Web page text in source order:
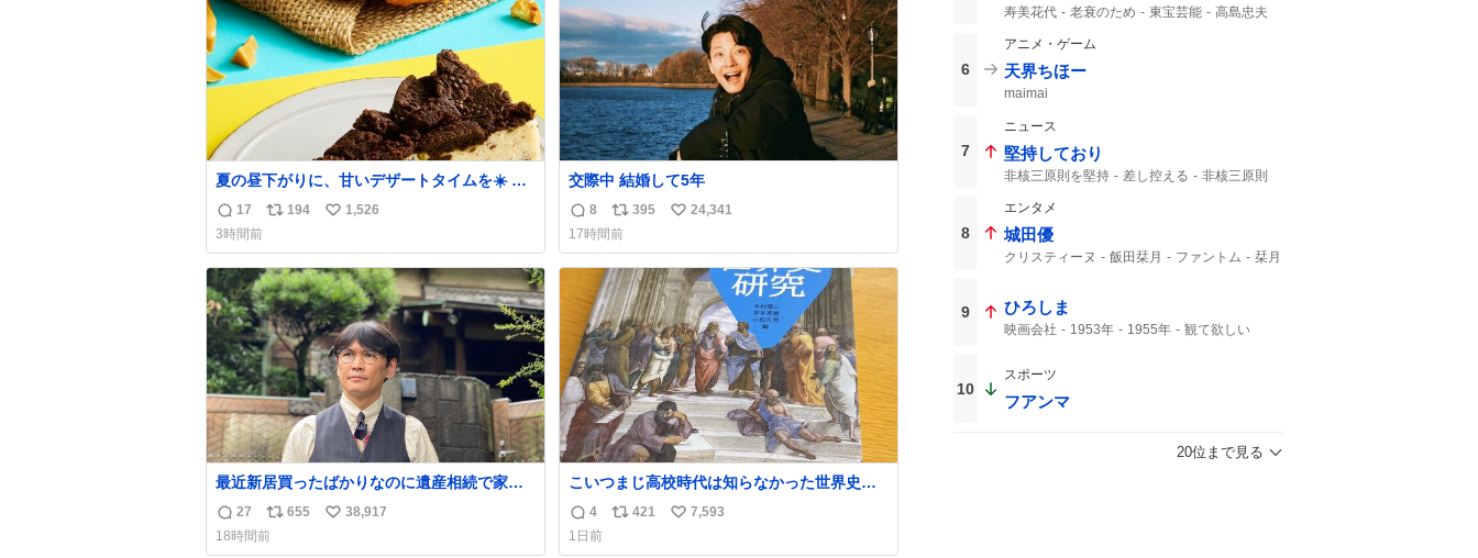
数
数
夏の昼下がりに、甘いデザートタイムを☀️ サ
クサク食感が楽しめるデザート2品が登場して
います✨ どちらの”サクッ”から楽しみたいで
すか😊 🧡→ #キャラメルオールドファッショ
ンドーナツ 外はさっくり、中はしっとり。キ
ャラメルのビターな味わいに包まれたドーナ
ツ🍩 🖤→
返
信
数
17
リ
ス
ト
数
194
い
ね
数
1,526
3時間前
交際中 結婚して5年
返
信
数
8
リ
ポ
ス
ト
数
395
い
ね
数
24,341
17時間前
最近新居買ったばかりなのに遺産相続で家も
らっちゃった長男
返
信
27
リ
ポ
655
い
38,917
18時間前
こいつまじ高校時代は知らなかった世界史が
溢れすぎてて𝑩𝑰𝑮 𝑳𝑶𝑽𝑬＿＿
返
信
4
リ
421
い
7,593
1日前
寿美花代 老衰のため 東宝芸能
高島忠夫
6
アニメ・ゲーム
天界ちほー
maimai
7
ニュース
堅持しており
非核三原則を堅持 差し控える
非核三原則
8
エンタメ
城田優
クリスティーヌ 飯田栞月 ファントム
栞月
9 ひろしま
映画会社 1953年 1955年 観て欲しい
10
スポーツ
フアンマ
20位まで見る